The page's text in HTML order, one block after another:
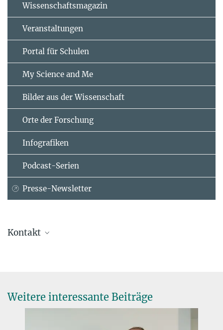
Wissenschaftsmagazin
Veranstaltungen
Portal für Schulen
My Science and Me
Bilder aus der Wissenschaft
Orte der Forschung
Infografiken
Podcast-Serien
Presse-Newsletter
Kontakt
Life Science Inkubator GmbH am Forschungszentrum caesar
Weitere interessante Beiträge